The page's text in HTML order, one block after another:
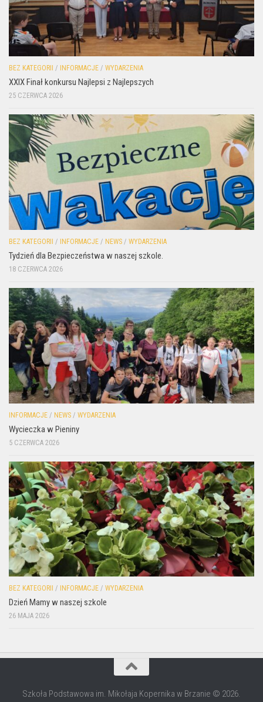
BEZ KATEGORII / INFORMACJE / WYDARZENIA
XXIX Finał konkursu Najlepsi z Najlepszych
25 CZERWCA 2026
BEZ KATEGORII / INFORMACJE / NEWS / WYDARZENIA
Tydzień dla Bezpieczeństwa w naszej szkole.
18 CZERWCA 2026
INFORMACJE / NEWS / WYDARZENIA
Wycieczka w Pieniny
5 CZERWCA 2026
BEZ KATEGORII / INFORMACJE / WYDARZENIA
Dzień Mamy w naszej szkole
26 MAJA 2026
Szkoła Podstawowa im. Mikołaja Kopernika w Brzanie © 2026.